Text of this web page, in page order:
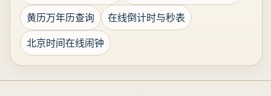
黄历万年历查询
在线倒计时与秒表
北京时间在线闹钟